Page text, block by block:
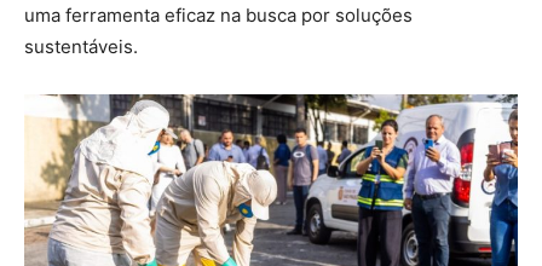
uma ferramenta eficaz na busca por soluções
sustentáveis.